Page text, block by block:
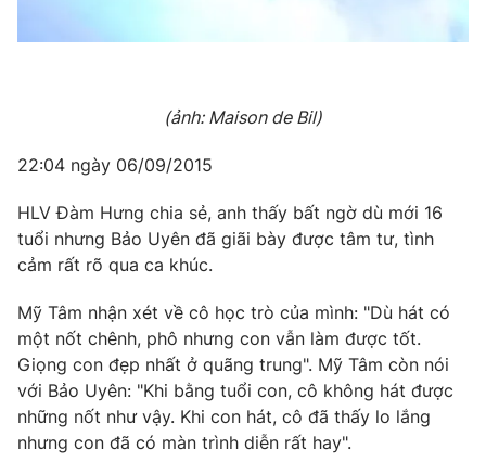
(ảnh: Maison de Bil)
22:04 ngày 06/09/2015
HLV Đàm Hưng chia sẻ, anh thấy bất ngờ dù mới 16
tuổi nhưng Bảo Uyên đã giãi bày được tâm tư, tình
cảm rất rõ qua ca khúc.
Mỹ Tâm nhận xét về cô học trò của mình: "Dù hát có
một nốt chênh, phô nhưng con vẫn làm được tốt.
Giọng con đẹp nhất ở quãng trung". Mỹ Tâm còn nói
với Bảo Uyên: "Khi bằng tuổi con, cô không hát được
những nốt như vậy. Khi con hát, cô đã thấy lo lắng
nhưng con đã có màn trình diễn rất hay".